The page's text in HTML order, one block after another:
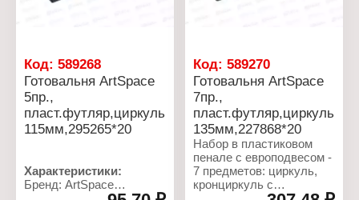
Код: 589268
Готовальня ArtSpace
5пр.,
пласт.футляр,циркуль
115мм,295265*20
Характеристики:
Бренд: ArtSpace
Код:589270
Готовальня ArtSpace
7пр.,
пласт.футляр,циркуль
135мм,227868*20
Набор в пластиковом
пенале с европодвесом -
7 предметов: циркуль,
кронциркуль с